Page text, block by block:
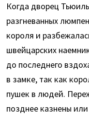
Когда дворец
разгневанных
короля и
швейцарских
до последнего
в замке, так как
пушек в людей.
позднее казнены